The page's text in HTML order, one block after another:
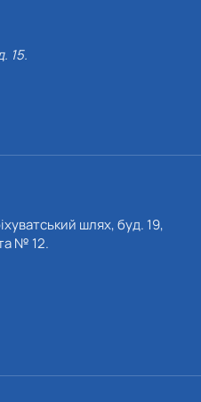
15.
шлях, буд. 19,
№ 12.